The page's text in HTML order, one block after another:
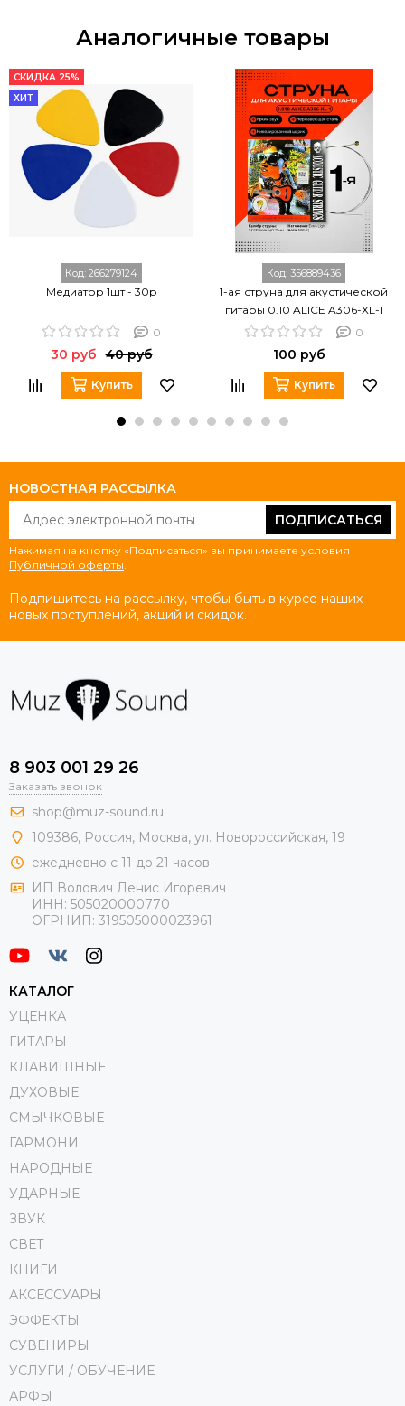
Аналогичные товары
СКИДКА 25%
ХИТ
Код: 266279124
Медиатор 1шт - 30р
0
30 руб 40 руб
Купить
Код: 356889436
1-ая струна для акустической
гитары 0.10 ALICE A306-XL-1
0
100 руб
Купить
НОВОСТНАЯ РАССЫЛКА
ПОДПИСАТЬСЯ
Нажимая на кнопку «Подписаться» вы принимаете условия
Публичной оферты
Подпишитесь на рассылку, чтобы быть в курсе наших
новых поступлений, акций и скидок.
8 903 001 29 26
Заказать звонок
shop@muz-sound.ru
109386, Россия, Москва, ул. Новороссийская, 19
ежедневно с 11 до 21 часов
ИП Волович Денис Игоревич
ИНН: 505020000770
ОГРНИП: 319505000023961
КАТАЛОГ
УЦЕНКА
ГИТАРЫ
КЛАВИШНЫЕ
ДУХОВЫЕ
СМЫЧКОВЫЕ
ГАРМОНИ
НАРОДНЫЕ
УДАРНЫЕ
ЗВУК
СВЕТ
КНИГИ
АКСЕССУАРЫ
ЭФФЕКТЫ
СУВЕНИРЫ
УСЛУГИ / ОБУЧЕНИЕ
АРФЫ